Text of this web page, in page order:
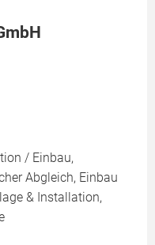
/ Einbau,
Abgleich, Einbau
& Installation,